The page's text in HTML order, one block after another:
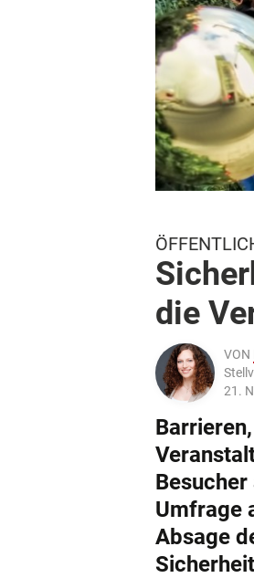
die
VON
21.
Umfrage
Absage